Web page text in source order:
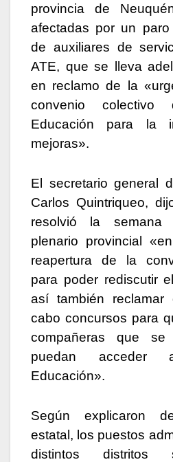
provincia de
afectadas por un
de auxiliares de
ATE, que se lleva
en reclamo de la
convenio
Educación para la
mejoras».
El secretario general
Carlos Quintriqueo,
resolvió la
plenario provincial
reapertura de la
para poder rediscutir
así también
cabo concursos para
compañeras que se
puedan
Educación».
Según explicaron
estatal, los puestos
distintos distritos